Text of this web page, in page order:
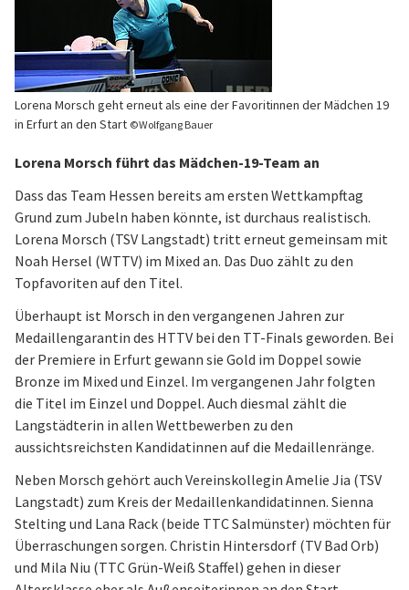
Lorena Morsch geht erneut als eine der Favoritinnen der Mädchen 19
in Erfurt an den Start ©Wolfgang Bauer
Lorena Morsch führt das Mädchen-19-Team an
Dass das Team Hessen bereits am ersten Wettkampftag
Grund zum Jubeln haben könnte, ist durchaus realistisch.
Lorena Morsch (TSV Langstadt) tritt erneut gemeinsam mit
Noah Hersel (WTTV) im Mixed an. Das Duo zählt zu den
Topfavoriten auf den Titel.
Überhaupt ist Morsch in den vergangenen Jahren zur
Medaillengarantin des HTTV bei den TT-Finals geworden. Bei
der Premiere in Erfurt gewann sie Gold im Doppel sowie
Bronze im Mixed und Einzel. Im vergangenen Jahr folgten
die Titel im Einzel und Doppel. Auch diesmal zählt die
Langstädterin in allen Wettbewerben zu den
aussichtsreichsten Kandidatinnen auf die Medaillenränge.
Neben Morsch gehört auch Vereinskollegin Amelie Jia (TSV
Langstadt) zum Kreis der Medaillenkandidatinnen. Sienna
Stelting und Lana Rack (beide TTC Salmünster) möchten für
Überraschungen sorgen. Christin Hintersdorf (TV Bad Orb)
und Mila Niu (TTC Grün-Weiß Staffel) gehen in dieser